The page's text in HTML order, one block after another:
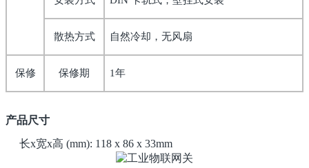
散热方式 自然冷却，无风扇
保修 保修期 1年
产品尺寸
长x宽x高 (mm): 118 x 86 x 33mm